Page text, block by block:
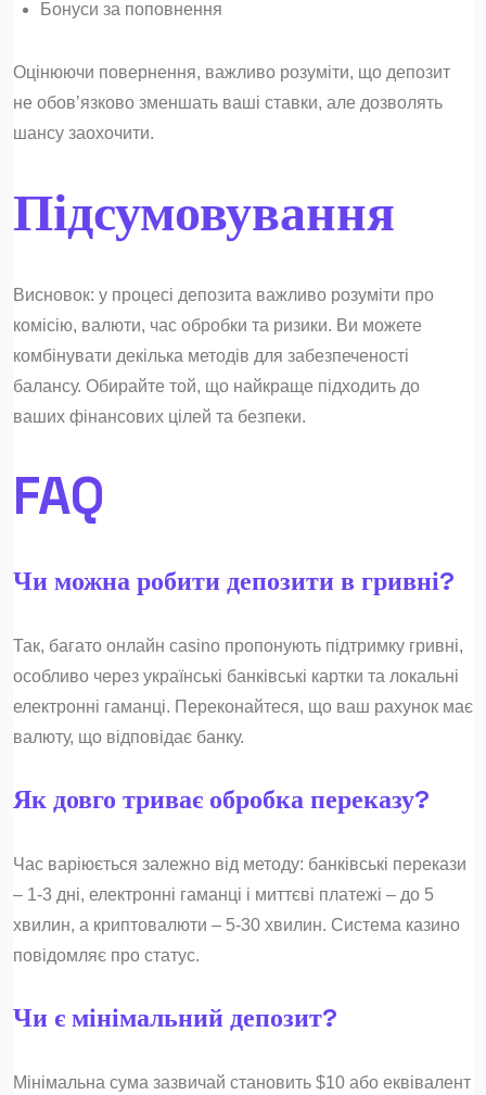
Бонуси за поповнення
Оцінюючи повернення, важливо розуміти, що депозит
не обов’язково зменшать ваші ставки, але дозволять
шансу заохочити.
Підсумовування
Висновок: у процесі депозита важливо розуміти про
комісію, валюти, час обробки та ризики. Ви можете
комбінувати декілька методів для забезпеченості
балансу. Обирайте той, що найкраще підходить до
ваших фінансових цілей та безпеки.
FAQ
Чи можна робити депозити в гривні?
Так, багато онлайн casino пропонують підтримку гривні,
особливо через українські банківські картки та локальні
електронні гаманці. Переконайтеся, що ваш рахунок має
валюту, що відповідає банку.
Як довго триває обробка переказу?
Час варіюється залежно від методу: банківські перекази
– 1-3 дні, електронні гаманці і миттєві платежі – до 5
хвилин, а криптовалюти – 5-30 хвилин. Система казино
повідомляє про статус.
Чи є мінімальний депозит?
Мінімальна сума зазвичай становить $10 або еквівалент